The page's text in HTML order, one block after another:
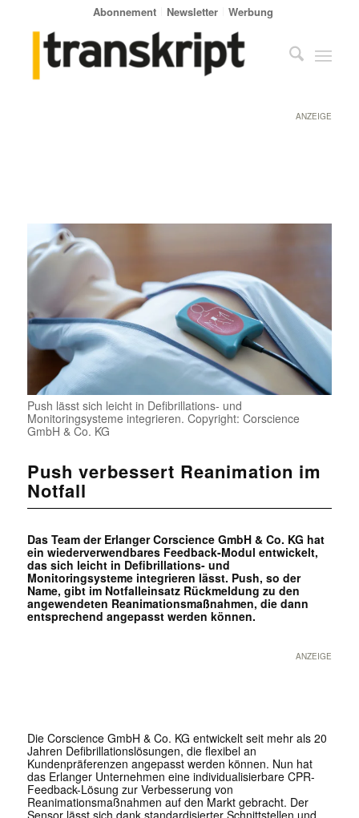
Abonnement Newsletter Werbung
ANZEIGE
Push lässt sich leicht in Defibrillations- und
Monitoringsysteme integrieren. Copyright: Corscience
GmbH & Co. KG
Push verbessert Reanimation im
Notfall
Das Team der Erlanger Corscience GmbH & Co. KG hat
ein wiederverwendbares Feedback-Modul entwickelt,
das sich leicht in Defibrillations- und
Monitoringsysteme integrieren lässt. Push, so der
Name, gibt im Notfalleinsatz Rückmeldung zu den
angewendeten Reanimationsmaßnahmen, die dann
entsprechend angepasst werden können.
ANZEIGE
Die Corscience GmbH & Co. KG entwickelt seit mehr als 20
Jahren Defibrillationslösungen, die flexibel an
Kundenpräferenzen angepasst werden können. Nun hat
das Erlanger Unternehmen eine individualisierbare CPR-
Feedback-Lösung zur Verbesserung von
Reanimationsmaßnahmen auf den Markt gebracht. Der